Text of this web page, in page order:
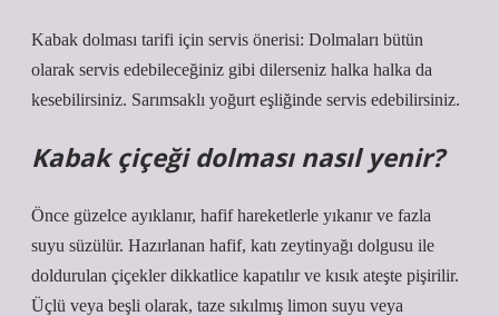
Kabak dolması tarifi için servis önerisi: Dolmaları bütün
olarak servis edebileceğiniz gibi dilerseniz halka halka da
kesebilirsiniz. Sarımsaklı yoğurt eşliğinde servis edebilirsiniz.
Kabak çiçeği dolması nasıl yenir?
Önce güzelce ayıklanır, hafif hareketlerle yıkanır ve fazla
suyu süzülür. Hazırlanan hafif, katı zeytinyağı dolgusu ile
doldurulan çiçekler dikkatlice kapatılır ve kısık ateşte pişirilir.
Üçlü veya beşli olarak, taze sıkılmış limon suyu veya